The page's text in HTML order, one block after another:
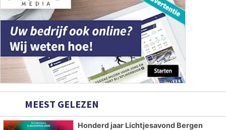
MEEST GELEZEN
Honderd jaar Lichtjesavond Bergen